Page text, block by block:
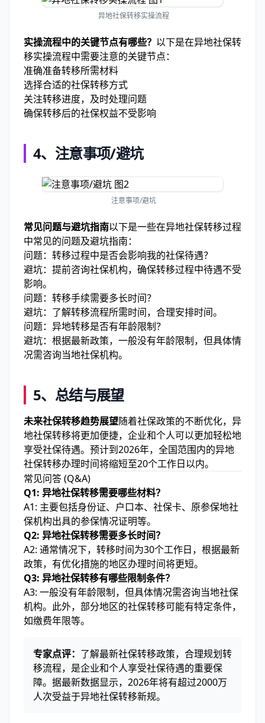
异地社保转移实操流程
实操流程中的关键节点有哪些？ 以下是在异地社保转
移实操流程中需要注意的关键节点：
准确准备转移所需材料
选择合适的社保转移方式
关注转移进度，及时处理问题
确保转移后的社保权益不受影响
4、注意事项/避坑
注意事项/避坑
常见问题与避坑指南以下是一些在异地社保转移过程
中常见的问题及避坑指南：
问题：转移过程中是否会影响我的社保待遇？
避坑：提前咨询社保机构，确保转移过程中待遇不受
影响。
问题：转移手续需要多长时间？
避坑：了解转移流程所需时间，合理安排时间。
问题：异地转移是否有年龄限制？
避坑：根据最新政策，一般没有年龄限制，但具体情
况需咨询当地社保机构。
5、总结与展望
未来社保转移趋势展望随着社保政策的不断优化，异
地社保转移将更加便捷，企业和个人可以更加轻松地
享受社保待遇。预计到2026年，全国范围内的异地
社保转移办理时间将缩短至20个工作日以内。
常见问答 (Q&A)
Q1: 异地社保转移需要哪些材料？
A1: 主要包括身份证、户口本、社保卡、原参保地社
保机构出具的参保情况证明等。
Q2: 异地社保转移需要多长时间？
A2: 通常情况下，转移时间为30个工作日，根据最新
政策，有优化措施的地区办理时间将更短。
Q3: 异地社保转移有哪些限制条件？
A3: 一般没有年龄限制，但具体情况需咨询当地社保
机构。此外，部分地区的社保转移可能有特定条件，
如缴费年限等。
专家点评： 了解最新社保转移政策，合理规划转
移流程，是企业和个人享受社保待遇的重要保
障。据最新数据显示，2026年将有超过2000万
人次受益于异地社保转移新规。